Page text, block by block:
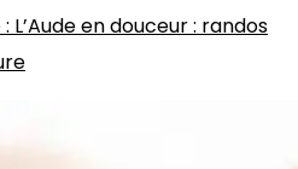
: L’Aude en douceur : randos